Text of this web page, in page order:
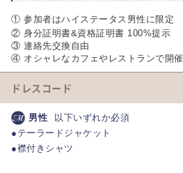
① 参加者はハイステータス男性に限定
② 身分証明書&資格証明書 100%提示
③ 連絡先交換自由
④ オシャレなカフェやレストランで開催
ドレスコード
男性
以下いずれか必須
●テーラードジャケット
●襟付きシャツ